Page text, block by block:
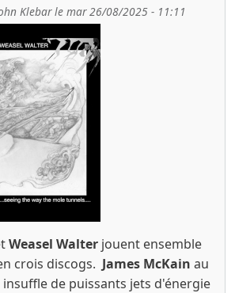
Klebarle mar 26/08/2025 - 11:11
Weasel Walter jouent ensemble
crois discogs. James McKain au
de puissants jets d'énergie